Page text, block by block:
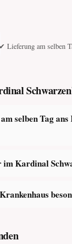
✔ Lieferung am selben
selben Tag
Kardinal